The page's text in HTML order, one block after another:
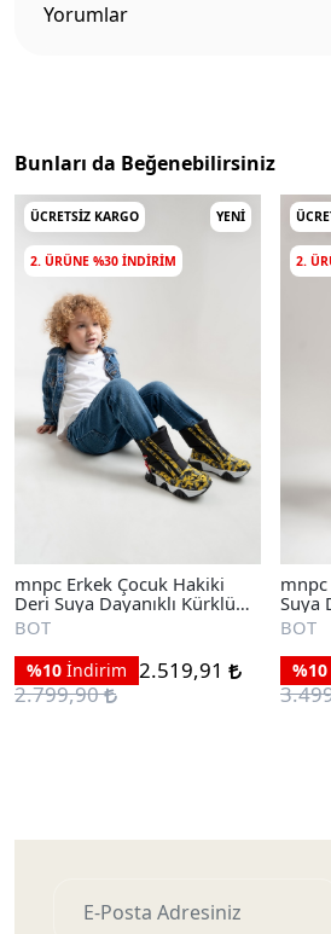
Yorumlar
Bunları da Beğenebilirsiniz
ÜCRETSIZ KARGO YENI
2. ÜRÜNE %30 INDIRIM
mnpc Erkek Çocuk Hakiki
Deri Suya Dayanıklı Kürklü
Günlük Bot
BOT
%10 İndirim 2.519,91
2.799,90
2.
mnpc
Suya
BOT
%10